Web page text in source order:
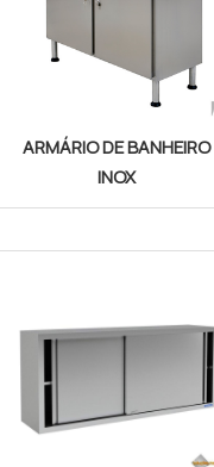
ARMÁRIO DE BANHEIRO
INOX